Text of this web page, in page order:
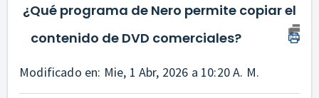
¿Qué programa de Nero permite copiar el
contenido de DVD comerciales?
Modificado en: Mie, 1 Abr, 2026 a 10:20 A. M.